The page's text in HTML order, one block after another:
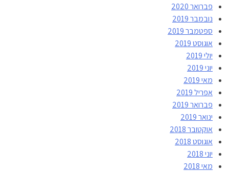
פברואר 2020
נובמבר 2019
ספטמבר 2019
אוגוסט 2019
יולי 2019
יוני 2019
מאי 2019
אפריל 2019
פברואר 2019
ינואר 2019
אוקטובר 2018
אוגוסט 2018
יוני 2018
מאי 2018